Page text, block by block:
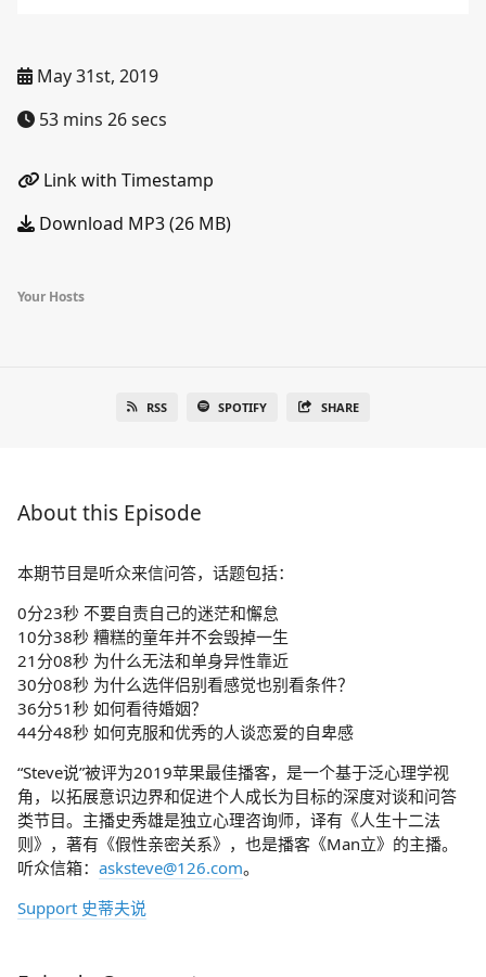
May 31st, 2019
53 mins 26 secs
Link with Timestamp
Download MP3 (26 MB)
Your Hosts
RSS SPOTIFY SHARE
About this Episode
本期节目是听众来信问答，话题包括：
0分23秒 不要自责自己的迷茫和懈怠
10分38秒 糟糕的童年并不会毁掉一生
21分08秒 为什么无法和单身异性靠近
30分08秒 为什么选伴侣别看感觉也别看条件？
36分51秒 如何看待婚姻？
44分48秒 如何克服和优秀的人谈恋爱的自卑感
“Steve说”被评为2019苹果最佳播客，是一个基于泛心理学视
角，以拓展意识边界和促进个人成长为目标的深度对谈和问答
类节目。主播史秀雄是独立心理咨询师，译有《人生十二法
则》，著有《假性亲密关系》，也是播客《Man立》的主播。
听众信箱： asksteve@126.com。
Support 史蒂夫说